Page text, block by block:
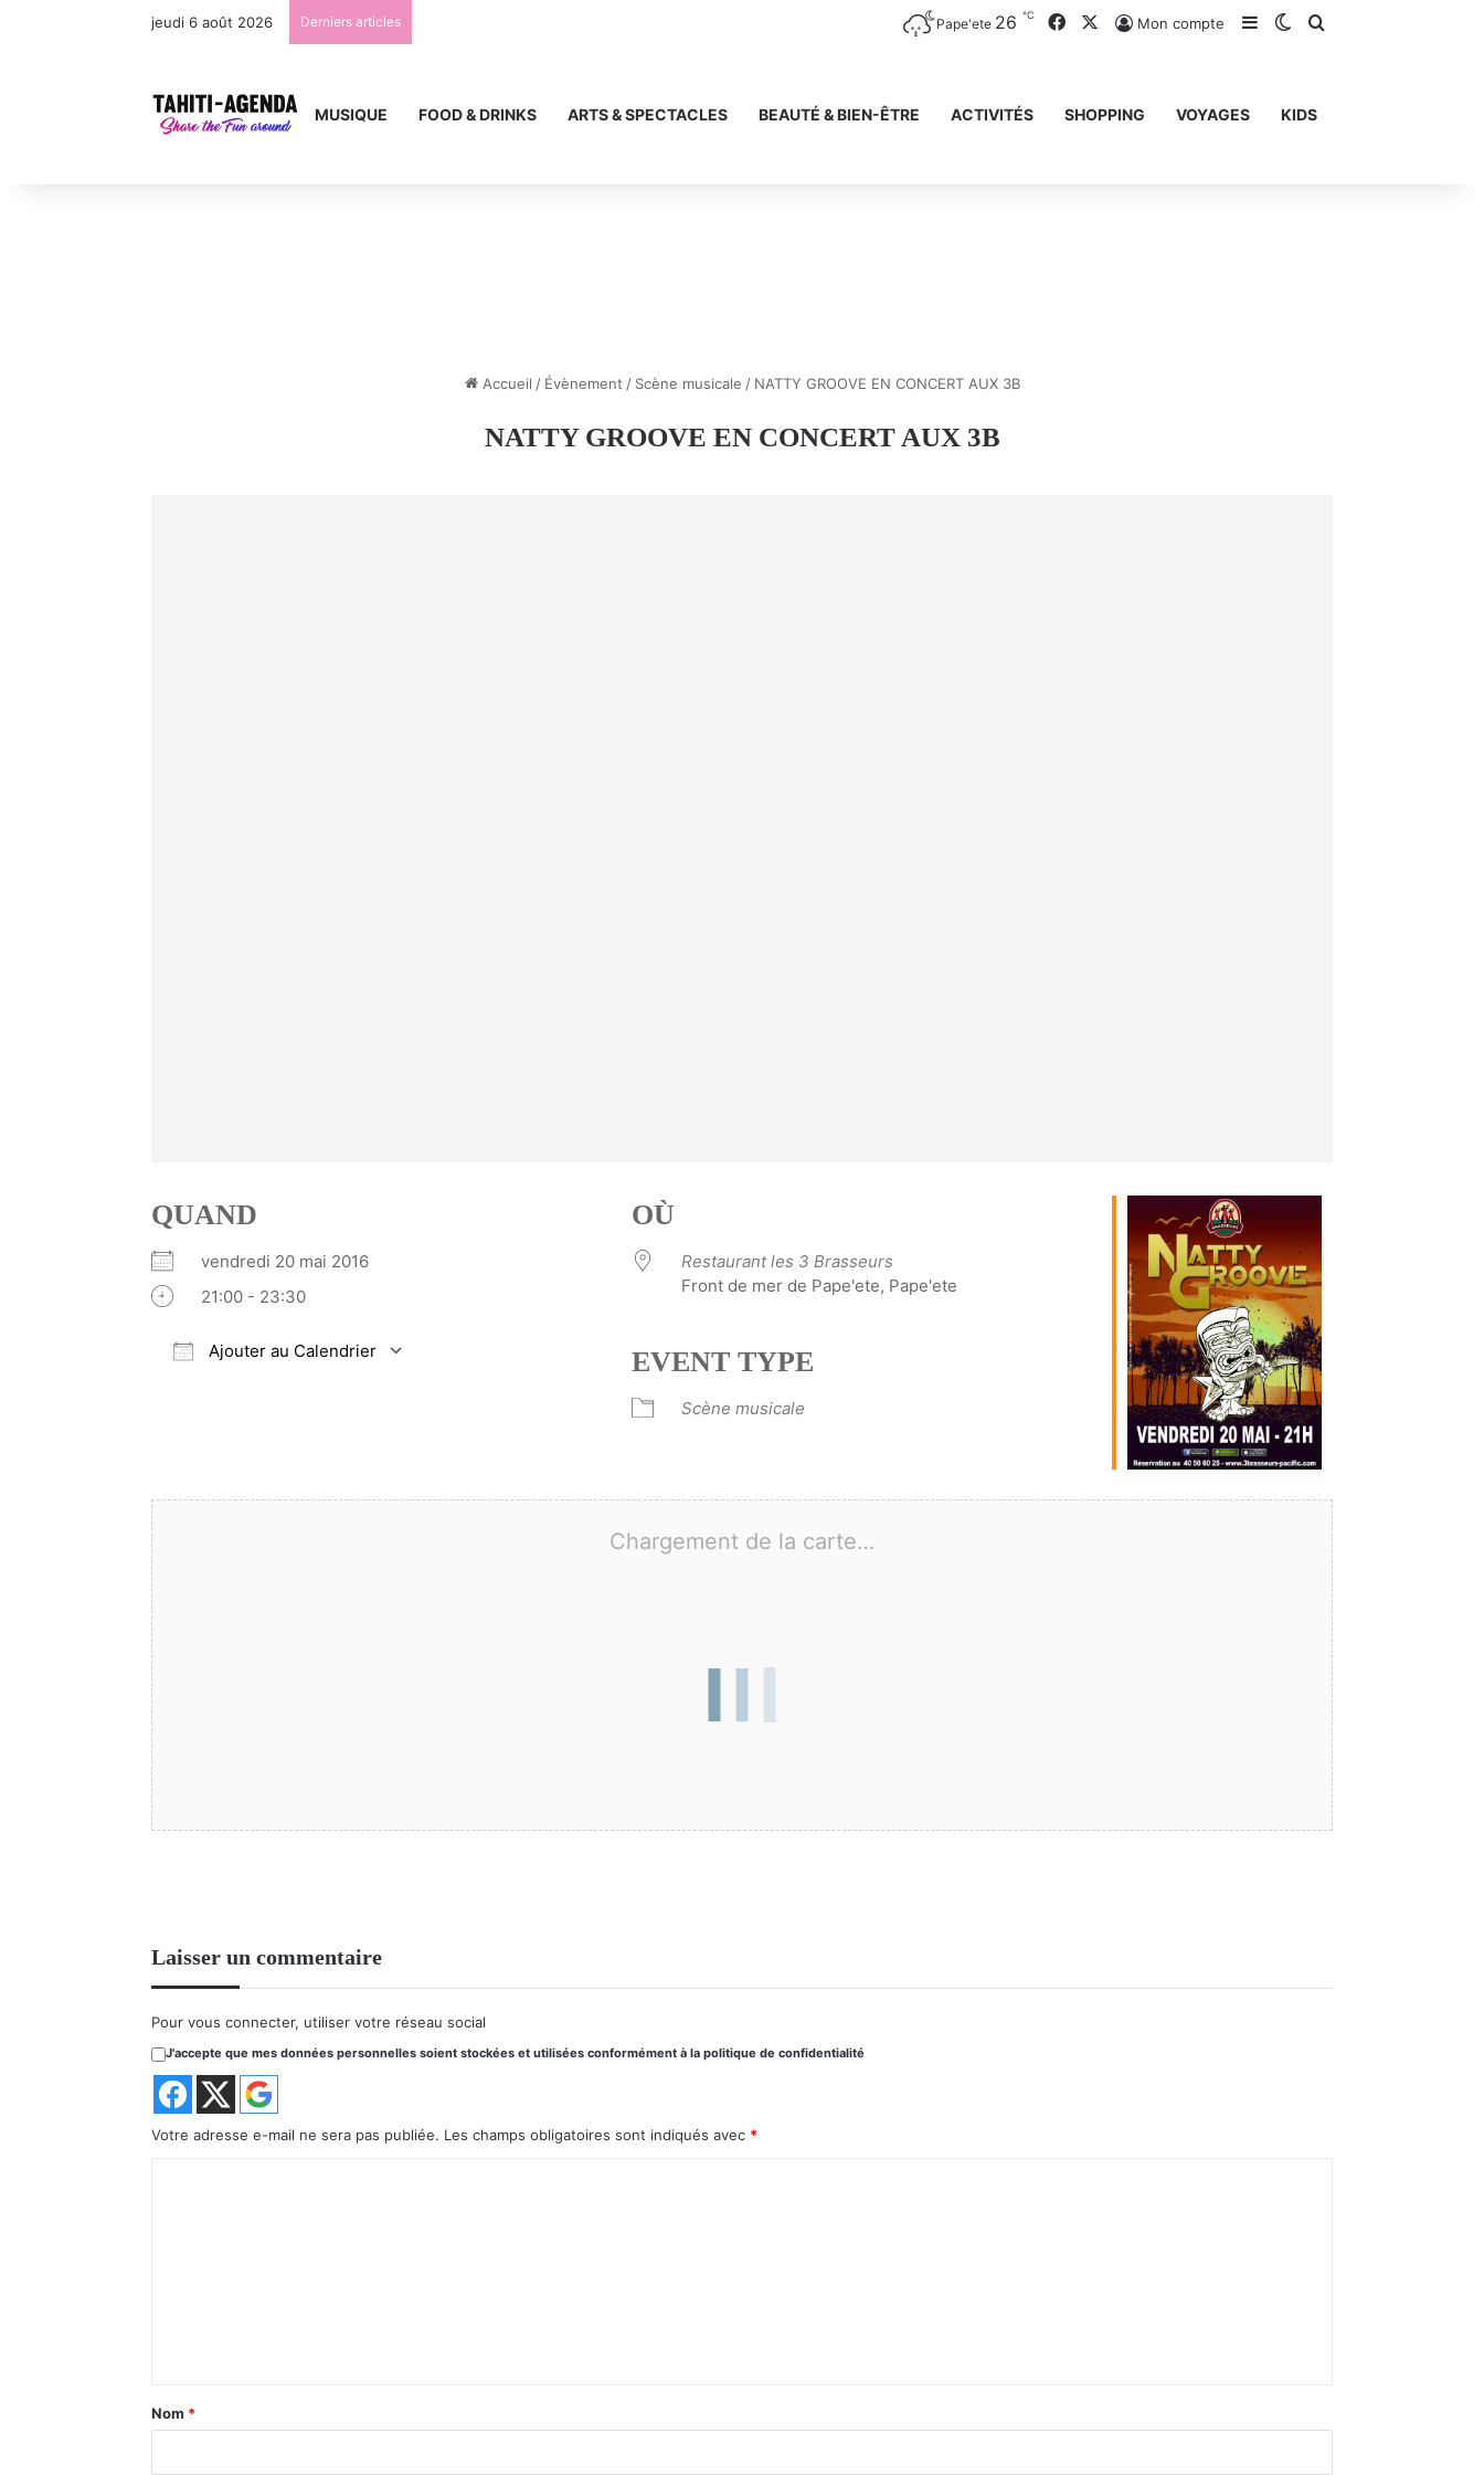
jeudi 6 août 2026 Derniers articles Pape'ete 26 ℃ FacebookMon compte Sidebar (barre latérale)
Switch skin
MUSIQUE FOOD & DRINKS ARTS & SPECTACLES BEAUTÉ & BIEN-ÊTRE ACTIVITÉS SHOPPING VOYAGES KIDS
Accueil / Évènement / Scène musicale / NATTY GROOVE EN CONCERT AUX 3B
NATTY GROOVE EN CONCERT AUX 3B
QUAND
vendredi 20 mai 2016
21:00 - 23:30
Ajouter au Calendrier
OÙ
Restaurant les 3 Brasseurs
Front de mer de Pape'ete, Pape'ete
EVENT TYPE
Scène musicale
Chargement de la carte…
Laisser un commentaire
Pour vous connecter, utiliser votre réseau social
J'accepte que mes données personnelles soient stockées et utilisées conformément à la politique de confidentialité
Votre adresse e-mail ne sera pas publiée. Les champs obligatoires sont indiqués avec *
a
Nom *